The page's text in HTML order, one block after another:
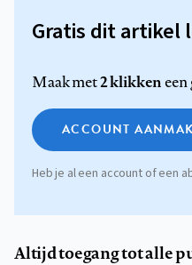
Gratis dit artikel
Maak met2 klikkeneen
ACCOUNT
Heb je al een account of een
Altijd toegang tot alle